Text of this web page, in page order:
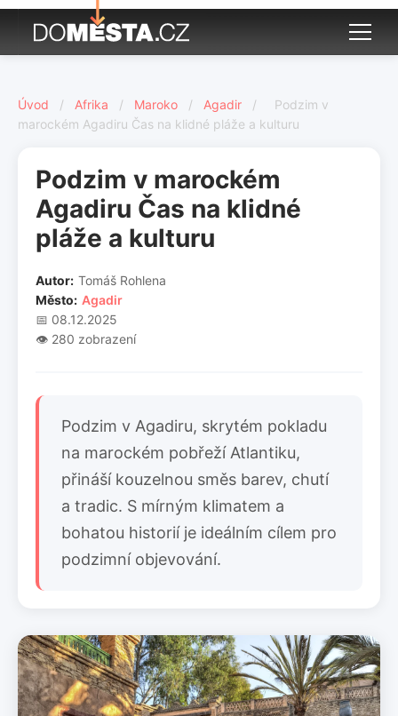
Úvod / Afrika / Maroko / Agadir /
Podzim v
marockém Agadiru Čas na klidné pláže a kulturu
Podzim v marockém
Agadiru Čas na klidné
pláže a kulturu
Autor: Tomáš Rohlena
Město: Agadir
📅 08.12.2025
👁️ 280 zobrazení
Podzim v Agadiru, skrytém pokladu
na marockém pobřeží Atlantiku,
přináší kouzelnou směs barev, chutí
a tradic. S mírným klimatem a
bohatou historií je ideálním cílem pro
podzimní objevování.